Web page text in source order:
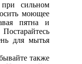
сильном
моющее
пятна и
для мытья
также